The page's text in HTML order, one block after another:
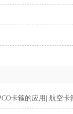
卡箍的应用| 航空卡